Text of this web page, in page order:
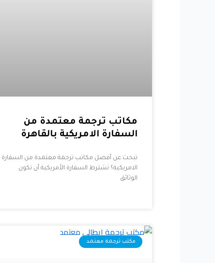
مكاتب ترجمة معتمدة من
السفارة الامريكية بالقاهرة
تبحث عن أفضل مكاتب ترجمة معتمدة من السفارة
الامريكية؟ تشترط السفارة الأمريكية أن تكون
الوثائق
مكتب ترجمة معتمد